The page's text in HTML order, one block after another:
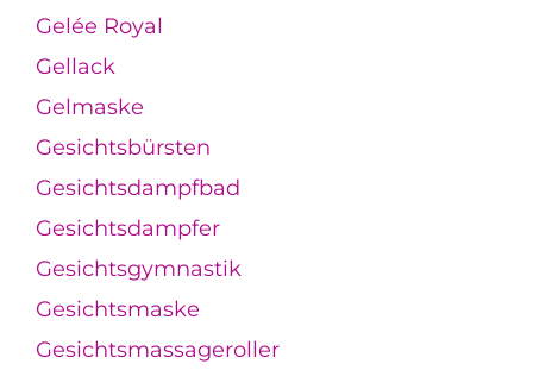
Gelée Royal
Gellack
Gelmaske
Gesichtsbürsten
Gesichtsdampfbad
Gesichtsdampfer
Gesichtsgymnastik
Gesichtsmaske
Gesichtsmassageroller